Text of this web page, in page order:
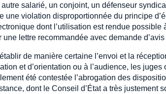
salarié, un conjoint, un défenseur
violation disproportionnée du principe
dont l’utilisation est rendue possible
lettre recommandée avec demande
de manière certaine l’envoi et la
et d’orientation ou à l’audience, les
été contestée l’abrogation des
dont le Conseil d’État a très justement